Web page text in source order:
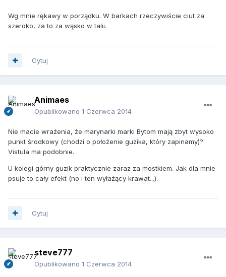
Wg mnie rękawy w porządku. W barkach rzeczywiście ciut za
szeroko, za to za wąsko w talii.
Cytuj
Animaes
Opublikowano 1 Czerwca 2014
Nie macie wrażenia, że marynarki marki Bytom mają zbyt wysoko
punkt środkowy (chodzi o położenie guzika, który zapinamy)?
Vistula ma podobnie.
U kolegi górny guzik praktycznie zaraz za mostkiem. Jak dla mnie
psuje to cały efekt (no i ten wyłażący krawat...).
Cytuj
steve777
Opublikowano 1 Czerwca 2014